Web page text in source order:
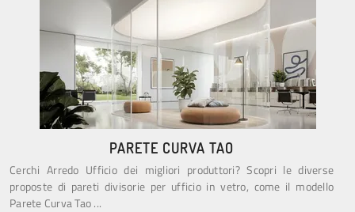
PARETE CURVA TAO
Cerchi Arredo Ufficio dei migliori produttori? Scopri le diverse
proposte di pareti divisorie per ufficio in vetro, come il modello
Parete Curva Tao ...